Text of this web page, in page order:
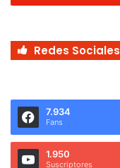
Redes Sociales
7.934
Fans
1.950
Suscriptores